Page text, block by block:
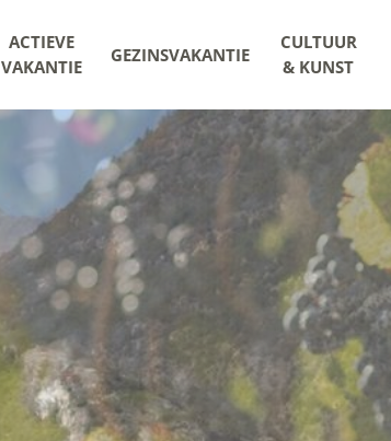
ACTIEVE
VAKANTIE
GEZINSVAKANTIE
CULTUUR
& KUNST